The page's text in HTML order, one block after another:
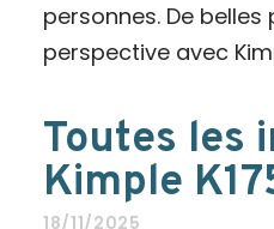
personnes. De
perspective avec
Toutes les
Kimple
18/11/2025